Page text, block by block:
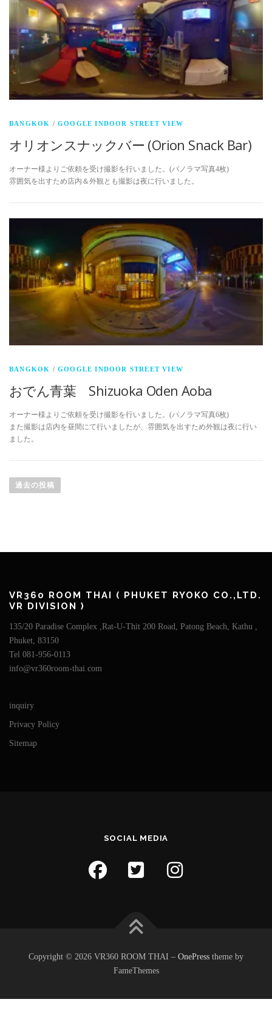
BANGKOK /GOOGLE INDOOR STREET VIEW
オリオンスナックバー (Orion Snack Bar)
オーナー様よりご依頼を受け撮影を行いました。(パノラマ写真4枚)
雰囲気を出すため店内＆外観とも撮影は夜に行いました。
BANGKOK /GOOGLE INDOOR STREET VIEW
おでん青葉 Shizuoka Oden Aoba
オーナー様よりご依頼を受け撮影を行いました。(パノラマ写真6枚)
また撮影は店内を昼間にて行いましたが、雰囲気を出すため外観は夜に行い
ました。
稿
ン
過去の投稿
VR360 ROOM THAI ( PHUKET RYOKO CO.,LTD.
VR DIVISION )
135/20 Paradise Complex ,Rat-U-Thit 200 Road, Patong Beach, Kathu ,
Phuket, 83150
Tel 081-956-0113
info@vr360room-thai.com
inquiry
Privacy Policy
Sitemap
SOCIAL MEDIA
Copyright © 2026 VR360 ROOM THAI – OnePress theme by
FameThemes